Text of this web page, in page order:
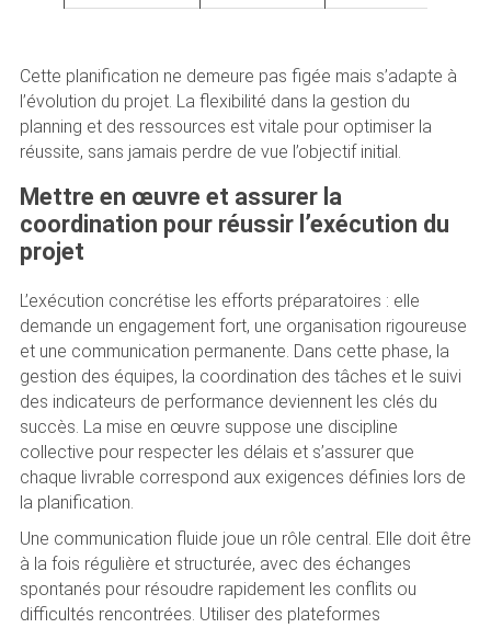
Cette planification ne demeure pas figée mais s’adapte à
l’évolution du projet. La flexibilité dans la gestion du
planning et des ressources est vitale pour optimiser la
réussite, sans jamais perdre de vue l’objectif initial.
Mettre en œuvre et assurer la
coordination pour réussir l’exécution du
projet
L’exécution concrétise les efforts préparatoires : elle
demande un engagement fort, une organisation rigoureuse
et une communication permanente. Dans cette phase, la
gestion des équipes, la coordination des tâches et le suivi
des indicateurs de performance deviennent les clés du
succès. La mise en œuvre suppose une discipline
collective pour respecter les délais et s’assurer que
chaque livrable correspond aux exigences définies lors de
la planification.
Une communication fluide joue un rôle central. Elle doit être
à la fois régulière et structurée, avec des échanges
spontanés pour résoudre rapidement les conflits ou
difficultés rencontrées. Utiliser des plateformes